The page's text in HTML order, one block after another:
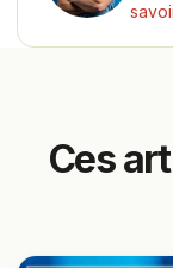
Ces